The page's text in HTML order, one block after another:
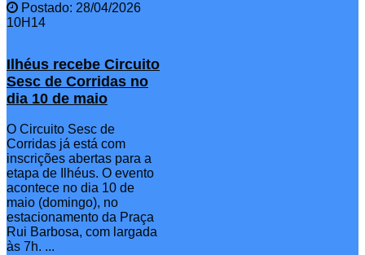
Postado: 28/04/2026
10H14
Ilhéus recebe Circuito
Sesc de Corridas no
dia 10 de maio
O Circuito Sesc de
Corridas já está com
inscrições abertas para a
etapa de Ilhéus. O evento
acontece no dia 10 de
maio (domingo), no
estacionamento da Praça
Rui Barbosa, com largada
às 7h. ...